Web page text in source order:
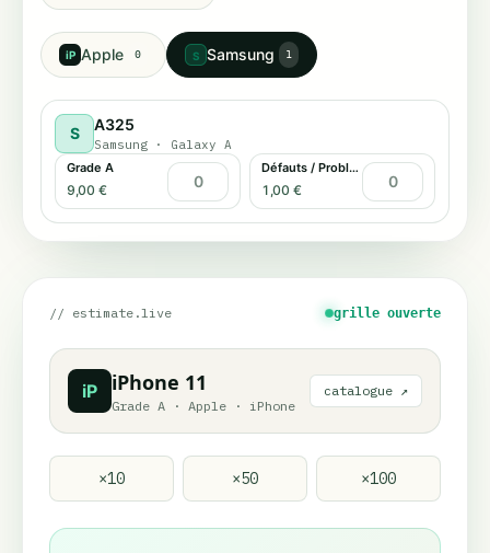
iP Apple 0 S Samsung 1
S A325
Samsung · Galaxy A
Grade A
9,00 €
Défauts / Problème tactile
1,00 €
// estimate.live grille ouverte
iP iPhone 11
Grade A · Apple · iPhone
catalogue ↗
×10 ×50 ×100